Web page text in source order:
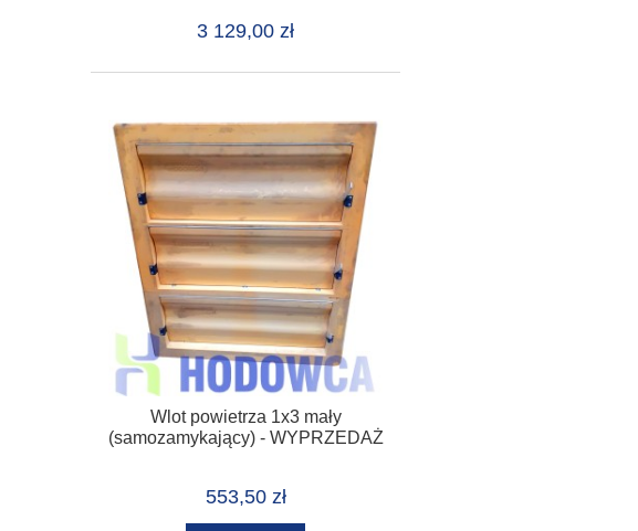
3 129,00 zł
Wlot powietrza 1x3 mały
(samozamykający) - WYPRZEDAŻ
553,50 zł